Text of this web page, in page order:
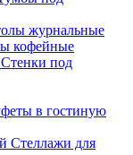
журнальные
кофейные
Стенки под
в гостиную
Стеллажи для